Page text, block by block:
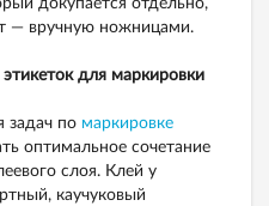
докупается отдельно,
— вручную ножницами.
для маркировки
задач по маркировке
оптимальное сочетание
слоя. Клей у
каучуковый